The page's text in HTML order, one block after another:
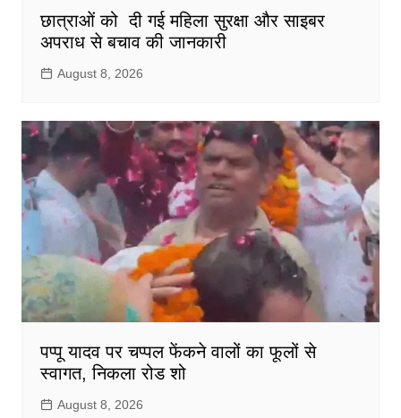
छात्राओं को दी गई महिला सुरक्षा और साइबर
अपराध से बचाव की जानकारी
August 8, 2026
पप्पू यादव पर चप्पल फेंकने वालों का फूलों से
स्वागत, निकला रोड शो
August 8, 2026